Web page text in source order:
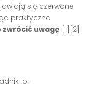
się czerwone
praktyczna
zwrócić uwagę [1][2]
o-